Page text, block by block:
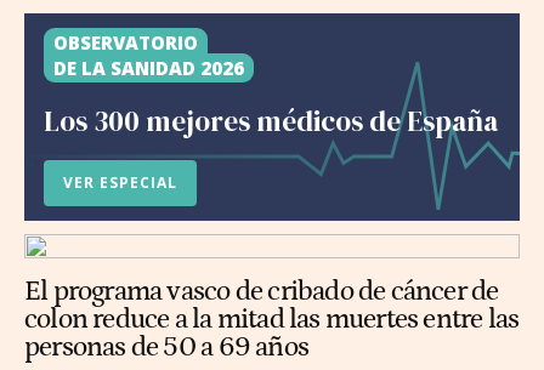
OBSERVATORIO
DE LA SANIDAD 2026
Los 300 mejores médicos de España
VER ESPECIAL
El programa vasco de cribado de cáncer de
colon reduce a la mitad las muertes entre las
personas de 50 a 69 años